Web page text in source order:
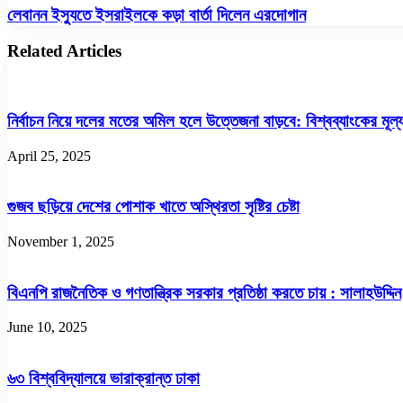
হাজারো
পুণ্যার্থীর
লেবানন
ইসরাইলকে
কড়া
এরদোগান
লেবানন ইস্যুতে ইসরাইলকে কড়া বার্তা দিলেন এরদোগান
Related Articles
নির্বাচন নিয়ে দলের মতের অমিল হলে উত্তেজনা বাড়বে: বিশ্বব্যাংকের
April 25, 2025
গুজব ছড়িয়ে দেশের পোশাক খাতে অস্থিরতা সৃষ্টির চেষ্টা
November 1, 2025
বিএনপি রাজনৈতিক ও গণতান্ত্রিক সরকার প্রতিষ্ঠা করতে চায় : সালাহউদ্দিন
June 10, 2025
৬৩ বিশ্ববিদ্যালয়ে ভারাক্রান্ত ঢাকা